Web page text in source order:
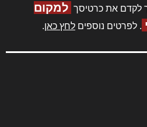
לקדם את כרטיסך למקום
. לפרטים נוספים לחץ כאן.